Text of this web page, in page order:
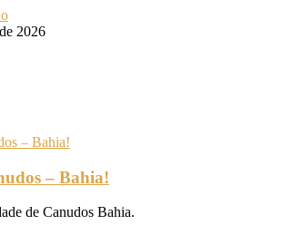
2026
– Bahia!
de Canudos Bahia.